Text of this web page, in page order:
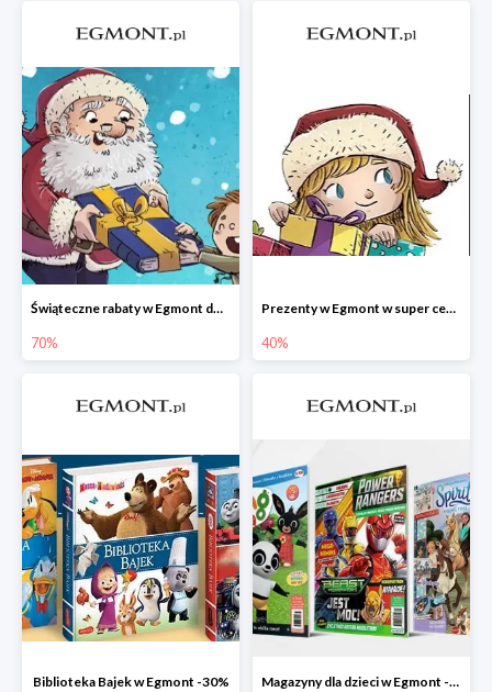
Świąteczne rabaty w Egmont do -70%
70%
Prezenty w Egmont w super cenach
40%
Biblioteka Bajek w Egmont -30% Magazyny dla dzieci w Egmont -20%